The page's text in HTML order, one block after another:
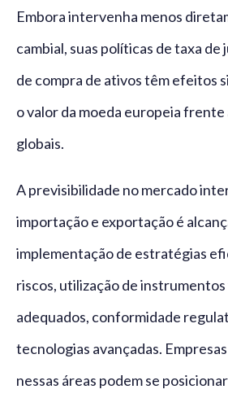
Embora intervenha menos
cambial, suas políticas de taxa de
de compra de ativos têm efeitos
o valor da moeda europeia frente
globais.
A previsibilidade no mercado
importação e exportação é
implementação de estratégias
riscos, utilização de
adequados, conformidade
tecnologias avançadas.
nessas áreas podem se